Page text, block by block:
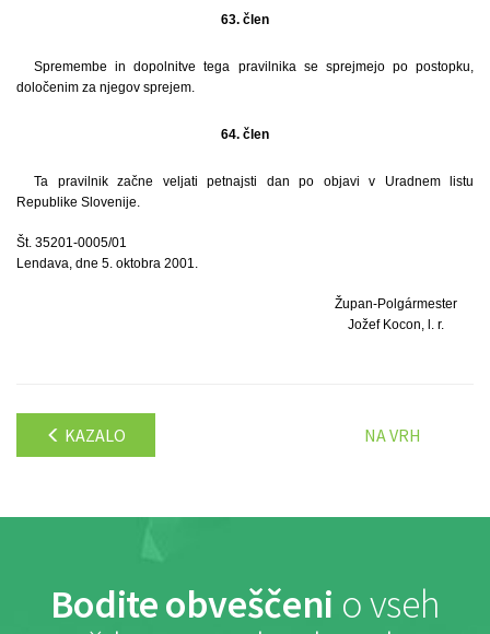
63. člen
Spremembe in dopolnitve tega pravilnika se sprejmejo po postopku,
določenim za njegov sprejem.
64. člen
Ta pravilnik začne veljati petnajsti dan po objavi v Uradnem listu
Republike Slovenije.
Št. 35201-0005/01
Lendava, dne 5. oktobra 2001.
Župan-Polgármester
Jožef Kocon, l. r.
KAZALO NA VRH
Bodite obveščeni o vseh